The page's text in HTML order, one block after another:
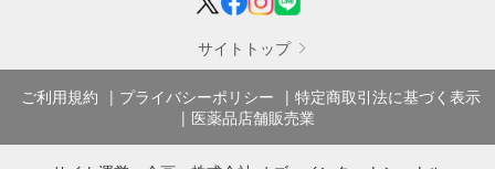
サイトトップ
ご利用規約 プライバシーポリシー
特定商取引法に基づく表示
医薬品店舗販売業